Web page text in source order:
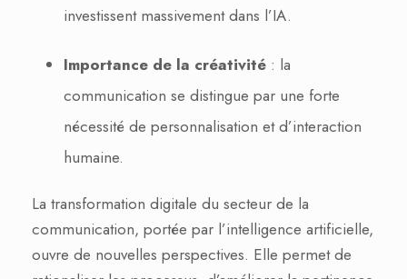
investissent massivement dans l’IA.
Importance de la créativité : la
communication se distingue par une forte
nécessité de personnalisation et d’interaction
humaine.
La transformation digitale du secteur de la
communication, portée par l’intelligence artificielle,
ouvre de nouvelles perspectives. Elle permet de